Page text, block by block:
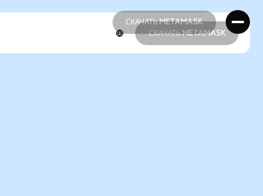
СКАЧАТЬ METAMASK
СКАЧАТЬ METAMASK
СКАЧАТЬ METAMASK